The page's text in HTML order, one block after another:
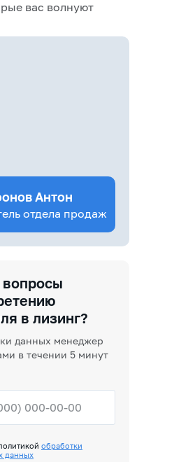
вас волнуют
обработки
данных
вопросы
в лизинг?
данных менеджер
в течении 5 минут
Антон
отдела продаж